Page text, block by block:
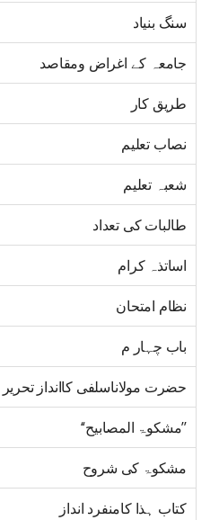
سنگ بنیاد
جامعہ کے اغراض ومقاصد
طریق کار
نصاب تعلیم
شعبہ تعلیم
طالبات کی تعداد
اساتذہ کرام
نظام امتحان
باب چہار م
حضرت مولاناسلفی کاانداز تحریر
’’مشکوۃ المصابیح‘‘
مشکوۃ کی شروح
کتاب ہذا کامنفرد انداز